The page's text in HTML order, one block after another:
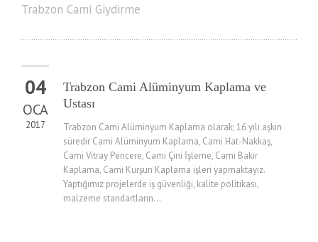
Trabzon Cami Giydirme
04
OCA
2017
Trabzon Cami Alüminyum Kaplama ve
Ustası
Trabzon Cami Alüminyum Kaplama olarak; 16 yılı aşkın
süredir Cami Alüminyum Kaplama, Cami Hat-Nakkaş,
Cami Vitray Pencere, Cami Çini İşleme, Cami Bakır
Kaplama, Cami Kurşun Kaplama işleri yapmaktayız.
Yaptığımız projelerde iş güvenliği, kalite politikası,
malzeme standartların...